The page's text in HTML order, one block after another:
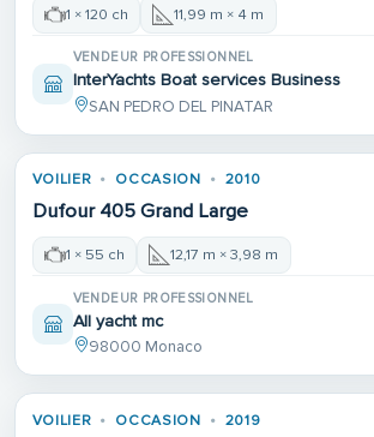
1 × 120 ch 11,99 m × 4 m
VENDEUR PROFESSIONNEL
InterYachts Boat services Business
SAN PEDRO DEL PINATAR
VOILIER OCCASION 2010
Dufour 405 Grand Large
1 × 55 ch 12,17 m × 3,98 m
VENDEUR PROFESSIONNEL
All yacht mc
98000 Monaco
VOILIER OCCASION 2019